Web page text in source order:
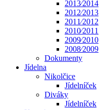
2013⁄2014
2012⁄2013
2011⁄2012
2010⁄2011
2009⁄2010
2008⁄2009
Dokumenty
Jídelna
Nikolčice
Jídelníček
Diváky
Jídelníček